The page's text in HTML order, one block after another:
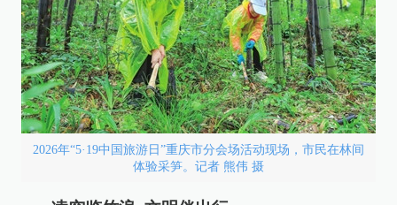
2026年“5·19中国旅游日”重庆市分会场活动现场，市民在林间
体验采笋。记者 熊伟 摄